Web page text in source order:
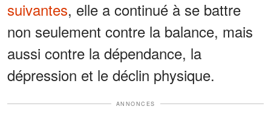
suivantes, elle a continué à se battre
non seulement contre la balance, mais
aussi contre la dépendance, la
dépression et le déclin physique.
ANNONCES